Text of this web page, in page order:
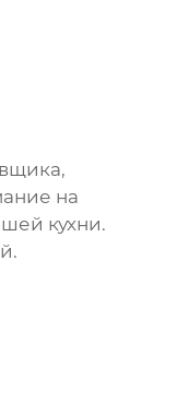
на
кухни.
.